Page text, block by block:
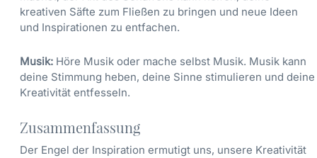
kreativen Säfte zum Fließen zu bringen und neue Ideen
und Inspirationen zu entfachen.
Musik: Höre Musik oder mache selbst Musik. Musik kann
deine Stimmung heben, deine Sinne stimulieren und deine
Kreativität entfesseln.
Zusammenfassung
Der Engel der Inspiration ermutigt uns, unsere Kreativität